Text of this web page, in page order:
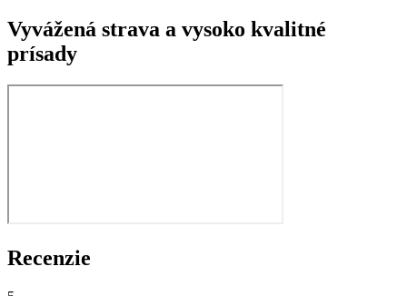
Vyvážená strava a vysoko kvalitné
prísady
Recenzie